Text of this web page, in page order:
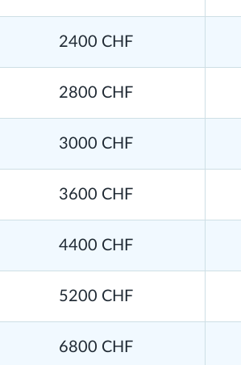
2400 CHF
2800 CHF
3000 CHF
3600 CHF
4400 CHF
5200 CHF
6800 CHF